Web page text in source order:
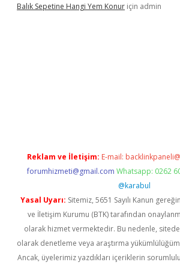
Balık Sepetine Hangi Yem Konur için admin
Reklam ve İletişim: E-mail:
forumhizmeti@gmail.com Whatsapp: 0262
@karabul
Yasal Uyarı: Sitemiz, 5651 Sayılı Kanun
ve İletişim Kurumu (BTK) tarafından
olarak hizmet vermektedir. Bu nedenle,
olarak denetleme veya araştırma
Ancak, üyelerimiz yazdıkları içeriklerin